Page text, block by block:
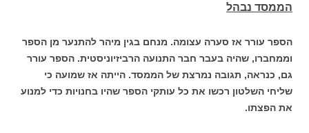
הממסד נבהל
הספר עורר אז סערה עצומה. מנחם בגין מיהר להתנער מן הספר
וממחברו, שהיה בעבר חבר התנועה הרביזיוניסטית. הספר עורר
גם, כנראה, תגובה נמרצת של הממסד. הייתה אז שמועה כי
שליחי השלטון רכשו את כל עותקי הספר שהיו בחנויות כדי למנוע
את הפצתו.